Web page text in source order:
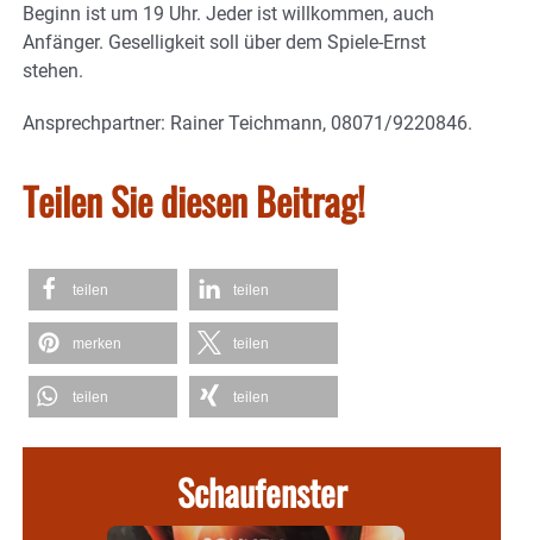
Beginn ist um 19 Uhr. Jeder ist willkommen, auch
Anfänger. Geselligkeit soll über dem Spiele-Ernst
stehen.
Ansprechpartner: Rainer Teichmann, 08071/9220846.
Teilen Sie diesen Beitrag!
teilen teilen
merken teilen
teilen teilen
Schaufenster